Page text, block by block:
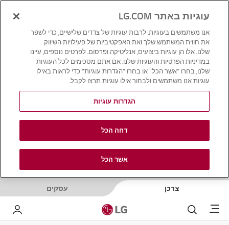
צרכן עסקים
Menu לחפש LG שלי
עוגיות באתר LG.COM
אנו משתמשים בעוגיות, לרבות עוגיות של צדדים שלישיים, כדי לשפר
את חווית המשתמש שלך ואת האפקטיביות של פעילויות השיווק
שלנו. אלו הן עוגיות ביצועים, אנליטיקה ופרסום. לפרטים נוספים, עיינו
במדיניות הפרטיות והעוגיות שלנו. אם אתם מסכימים לכל העוגיות
שלנו, בחרו "אשר הכל" או בחרו "הגדרות עוגיות" כדי לראות באילו
עוגיות אנו משתמשים ולבחור אילו עוגיות תרצו לקבל.
הגדרות עוגיות
דחה הכל
אשר הכל